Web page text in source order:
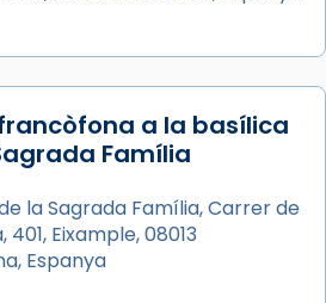
sorgeix la tradició
(“relatiu a Júlia”) i
a Semprònia =
seves. I l’any 1667, el
Roig, afirma en una obra
filles de l’antiga Iluro.
les relíq
a la basílica
Família
la Sagrada Família, Carrer de
401, Eixample, 08013
Espanya